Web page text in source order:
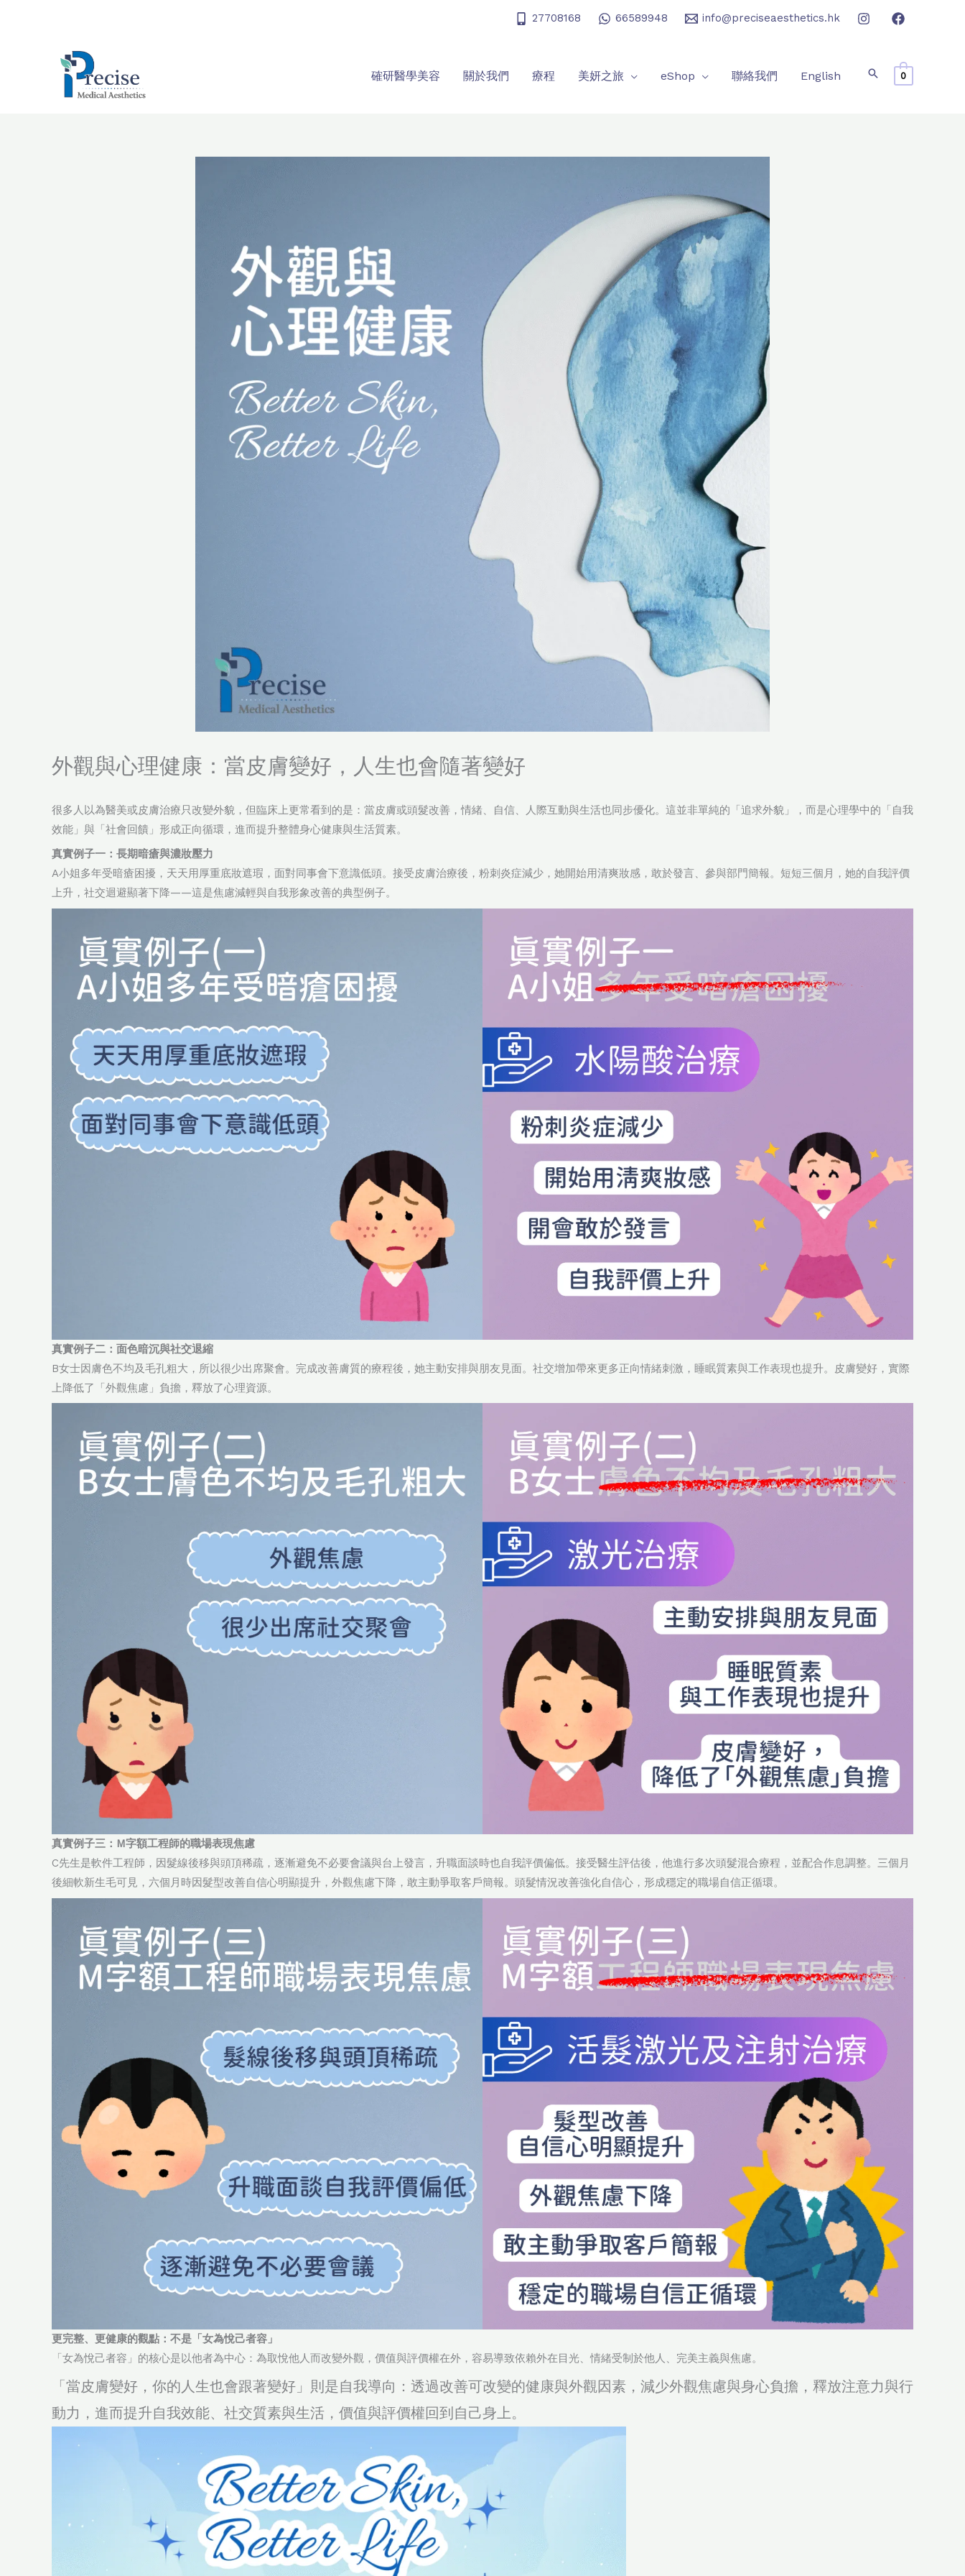
27708168 66589948 info@preciseaesthetics.hk
確研醫學美容 關於我們 療程 美妍之旅 eShop 聯絡我們 English 0
外觀與心理健康：當皮膚變好，人生也會隨著變好
很多人以為醫美或皮膚治療只改變外貌，但臨床上更常看到的是：當皮膚或頭髮改善，情緒、自信、人際互動與生活也同步優化。這並非單純的「追求外貌」，而是心理學中的「自我
效能」與「社會回饋」形成正向循環，進而提升整體身心健康與生活質素。
真實例子一：長期暗瘡與濃妝壓力
A小姐多年受暗瘡困擾，天天用厚重底妝遮瑕，面對同事會下意識低頭。接受皮膚治療後，粉刺炎症減少，她開始用清爽妝感，敢於發言、參與部門簡報。短短三個月，她的自我評價
上升，社交迴避顯著下降——這是焦慮減輕與自我形象改善的典型例子。
真實例子二：面色暗沉與社交退縮
B女士因膚色不均及毛孔粗大，所以很少出席聚會。完成改善膚質的療程後，她主動安排與朋友見面。社交增加帶來更多正向情緒刺激，睡眠質素與工作表現也提升。皮膚變好，實際
上降低了「外觀焦慮」負擔，釋放了心理資源。
真實例子三：M字額工程師的職場表現焦慮
C先生是軟件工程師，因髮線後移與頭頂稀疏，逐漸避免不必要會議與台上發言，升職面談時也自我評價偏低。接受醫生評估後，他進行多次頭髮混合療程，並配合作息調整。三個月
後細軟新生毛可見，六個月時因髮型改善自信心明顯提升，外觀焦慮下降，敢主動爭取客戶簡報。頭髮情況改善強化自信心，形成穩定的職場自信正循環。
更完整、更健康的觀點：不是「女為悅己者容」
「女為悅己者容」的核心是以他者為中心：為取悅他人而改變外觀，價值與評價權在外，容易導致依賴外在目光、情緒受制於他人、完美主義與焦慮。
「當皮膚變好，你的人生也會跟著變好」則是自我導向：透過改善可改變的健康與外觀因素，減少外觀焦慮與身心負擔，釋放注意力與行
動力，進而提升自我效能、社交質素與生活，價值與評價權回到自己身上。